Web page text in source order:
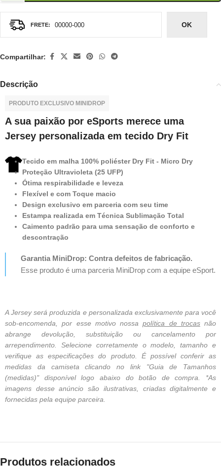
OK
Compartilhar:
Descrição
PRODUTO EXCLUSIVO MINIDROP
A sua paixão por eSports merece uma
Jersey personalizada em tecido Dry Fit
Tecido em malha 100% poliéster Dry Fit - Micro Dry
Proteção Ultravioleta (25 UFP)
Ótima respirabilidade e leveza
Flexível e com Toque macio
Design exclusivo em parceria com seu time
Estampa realizada em Técnica Sublimação Total
Caimento padrão para uma sensação de conforto e
descontração
Garantia MiniDrop: Contra defeitos de fabricação.
Esse produto é uma parceria MiniDrop com a equipe eSport.
A Jersey será produzida e personalizada exclusivamente para você
sob-encomenda, por esse motivo nossapolítica de trocasnão
abrange devolução, substituição ou cancelamento por
arrependimento. Selecione corretamente o modelo, tamanho e
verifique as especificações do produto. É possível conferir as
medidas da camiseta clicando no link "Guia de Tamanhos
(medidas)" disponível logo abaixo do botão de compra. *As
imagens desse anúncio são ilustrativas, criadas digitalmente e
fornecidas pela equipe parceira.
Produtos relacionados